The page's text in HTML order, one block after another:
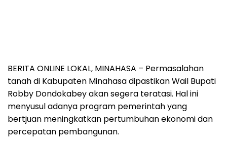
BERITA ONLINE LOKAL, MINAHASA – Permasalahan
tanah di Kabupaten Minahasa dipastikan Wail Bupati
Robby Dondokabey akan segera teratasi. Hal ini
menyusul adanya program pemerintah yang
bertjuan meningkatkan pertumbuhan ekonomi dan
percepatan pembangunan.